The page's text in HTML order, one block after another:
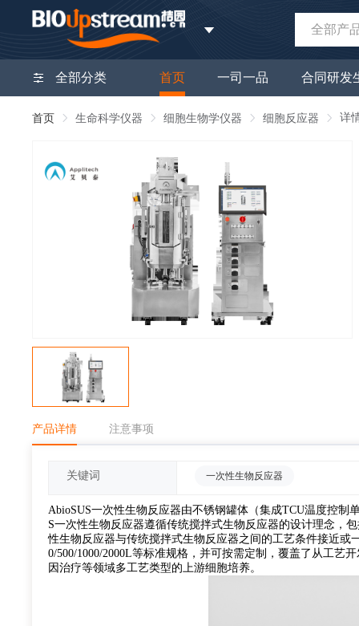
全部产
全部分类 首页 一司一品 合同研发
首页 生命科学仪器 细胞生物学仪器 细胞反应器 详
产品详情 注意事项
关键词 一次性生物反应器
AbioSUS一次性生物反应器由不锈钢罐体（集成TCU温度控制
S一次性生物反应器遵循传统搅拌式生物反应器的设计理念，
性生物反应器与传统搅拌式生物反应器之间的工艺条件接近或
0/500/1000/2000L等标准规格，并可按需定制，覆盖了从工艺
因治疗等领域多工艺类型的上游细胞培养。